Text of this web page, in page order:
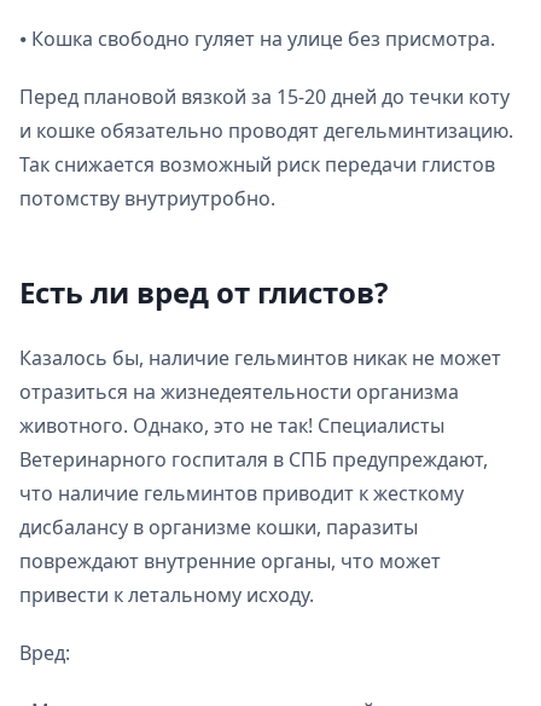
⦁ Кошка свободно гуляет на улице без присмотра.
Перед плановой вязкой за 15-20 дней до течки коту
и кошке обязательно проводят дегельминтизацию.
Так снижается возможный риск передачи глистов
потомству внутриутробно.
Есть ли вред от глистов?
Казалось бы, наличие гельминтов никак не может
отразиться на жизнедеятельности организма
животного. Однако, это не так! Специалисты
Ветеринарного госпиталя в СПБ предупреждают,
что наличие гельминтов приводит к жесткому
дисбалансу в организме кошки, паразиты
повреждают внутренние органы, что может
привести к летальному исходу.
Вред: